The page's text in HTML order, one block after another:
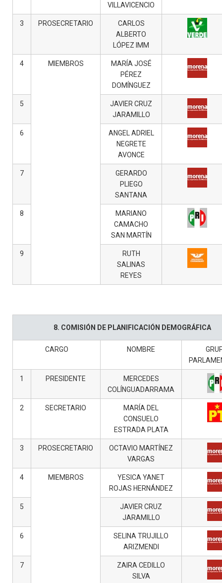
VILLAVICENCIO
3 PROSECRETARIO
CARLOS
ALBERTO
LÓPEZ IMM
4 MIEMBROS
MARÍA JOSÉ
PÉREZ
DOMÍNGUEZ
5
JAVIER CRUZ
JARAMILLO
6
ANGEL ADRIEL
NEGRETE
AVONCE
7
GERARDO
PLIEGO
SANTANA
8
MARIANO
CAMACHO
SAN MARTÍN
9
RUTH
SALINAS
REYES
8. COMISIÓN DE PLANIFICACIÓN DEMOGRÁFICA
CARGO NOMBRE
1 PRESIDENTE
MERCEDES
COLÍNGUADARRAMA
2 SECRETARIO
MARÍA DEL
CONSUELO
ESTRADA PLATA
3 PROSECRETARIO
OCTAVIO MARTÍNEZ
VARGAS
4 MIEMBROS
YESICA YANET
ROJAS HERNÁNDEZ
5
JAVIER CRUZ
JARAMILLO
6
SELINA TRUJILLO
ARIZMENDI
7
ZAIRA CEDILLO
SILVA